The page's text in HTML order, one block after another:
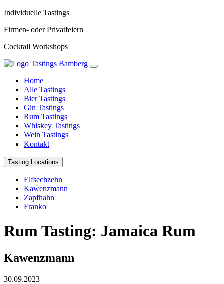
Individuelle Tastings
Firmen- oder Privatfeiern
Cocktail Workshops
Home
Alle Tastings
Bier Tastings
Gin Tastings
Rum Tastings
Whiskey Tastings
Wein Tastings
Kontakt
Tasting Locations
Elfsechzehn
Kawenzmann
Zapfhahn
Franko
Rum Tasting: Jamaica Rum
Kawenzmann
30.09.2023